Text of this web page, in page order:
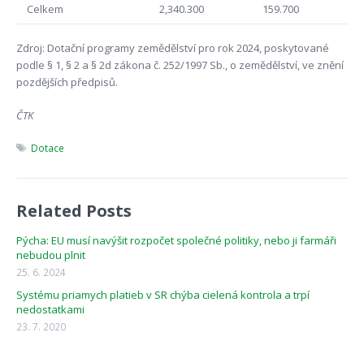
Celkem 2,340.300 159.700
Zdroj: Dotační programy zemědělství pro rok 2024, poskytované
podle § 1, § 2 a § 2d zákona č. 252/1997 Sb., o zemědělství, ve znění
pozdějších předpisů.
ČTK
Dotace
Related Posts
Pýcha: EU musí navýšit rozpočet společné politiky, nebo ji farmáři
nebudou plnit
25. 6. 2024
Systému priamych platieb v SR chýba cielená kontrola a trpí
nedostatkami
23. 7. 2020